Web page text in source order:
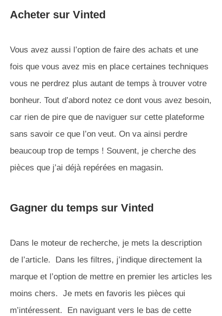
Acheter sur Vinted
Vous avez aussi l’option de faire des achats et une
fois que vous avez mis en place certaines techniques
vous ne perdrez plus autant de temps à trouver votre
bonheur. Tout d’abord notez ce dont vous avez besoin,
car rien de pire que de naviguer sur cette plateforme
sans savoir ce que l’on veut. On va ainsi perdre
beaucoup trop de temps ! Souvent, je cherche des
pièces que j’ai déjà repérées en magasin.
Gagner du temps sur Vinted
Dans le moteur de recherche, je mets la description
de l’article. Dans les filtres, j’indique directement la
marque et l’option de mettre en premier les articles les
moins chers. Je mets en favoris les pièces qui
m’intéressent. En naviguant vers le bas de cette